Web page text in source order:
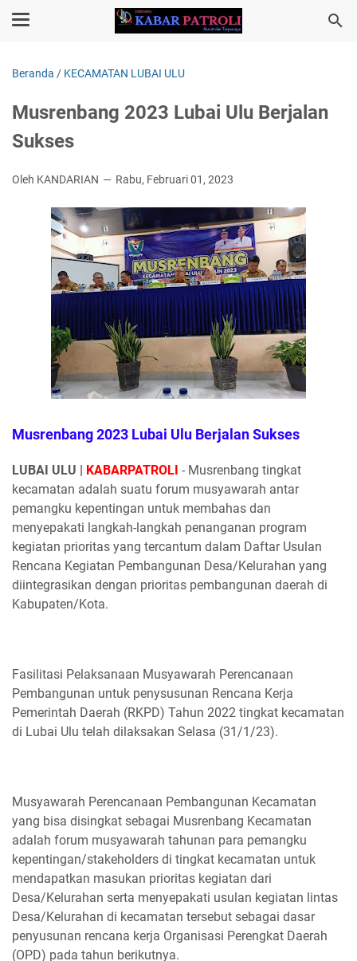
Beranda / KECAMATAN LUBAI ULU
Musrenbang 2023 Lubai Ulu Berjalan
Sukses
Oleh KANDARIAN Rabu, Februari 01, 2023
Musrenbang 2023 Lubai Ulu Berjalan Sukses
LUBAI ULU | KABARPATROLI - Musrenbang tingkat
kecamatan adalah suatu forum musyawarah antar
pemangku kepentingan untuk membahas dan
menyepakati langkah-langkah penanganan program
kegiatan prioritas yang tercantum dalam Daftar Usulan
Rencana Kegiatan Pembangunan Desa/Kelurahan yang
diintegrasikan dengan prioritas pembangunan daerah di
Kabupaten/Kota.
Fasilitasi Pelaksanaan Musyawarah Perencanaan
Pembangunan untuk penysusunan Rencana Kerja
Pemerintah Daerah (RKPD) Tahun 2022 tingkat kecamatan
di Lubai Ulu telah dilaksakan Selasa (31/1/23).
Musyawarah Perencanaan Pembangunan Kecamatan
yang bisa disingkat sebagai Musrenbang Kecamatan
adalah forum musyawarah tahunan para pemangku
kepentingan/stakeholders di tingkat kecamatan untuk
mendapatkan masukan prioritas kegiatan dari
Desa/Kelurahan serta menyepakati usulan kegiatan lintas
Desa/Kelurahan di kecamatan tersebut sebagai dasar
penyusunan rencana kerja Organisasi Perengkat Daerah
(OPD) pada tahun berikutnya.